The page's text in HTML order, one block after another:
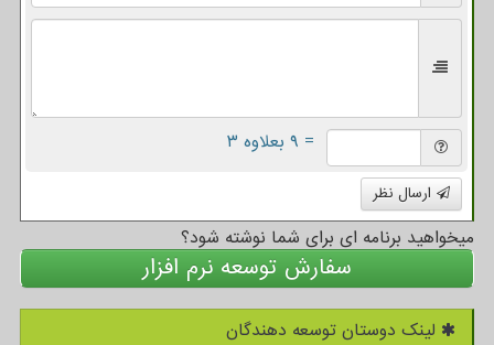
= ۹ بعلاوه ۳
ارسال نظر
میخواهید برنامه ای برای شما نوشته شود؟
سفارش توسعه نرم افزار
لینک دوستان توسعه دهندگان